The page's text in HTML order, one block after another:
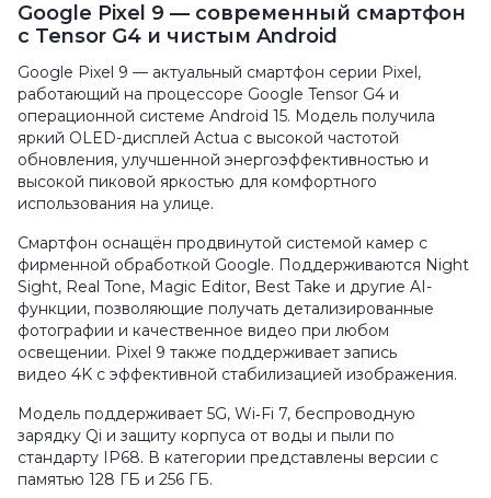
Google Pixel 9 — современный смартфон
с Tensor G4 и чистым Android
Google Pixel 9 — актуальный смартфон серии Pixel,
работающий на процессоре Google Tensor G4 и
операционной системе Android 15. Модель получила
яркий OLED-дисплей Actua с высокой частотой
обновления, улучшенной энергоэффективностью и
высокой пиковой яркостью для комфортного
использования на улице.
Смартфон оснащён продвинутой системой камер с
фирменной обработкой Google. Поддерживаются Night
Sight, Real Tone, Magic Editor, Best Take и другие AI-
функции, позволяющие получать детализированные
фотографии и качественное видео при любом
освещении. Pixel 9 также поддерживает запись
видео 4K с эффективной стабилизацией изображения.
Модель поддерживает 5G, Wi‑Fi 7, беспроводную
зарядку Qi и защиту корпуса от воды и пыли по
стандарту IP68. В категории представлены версии с
памятью 128 ГБ и 256 ГБ.